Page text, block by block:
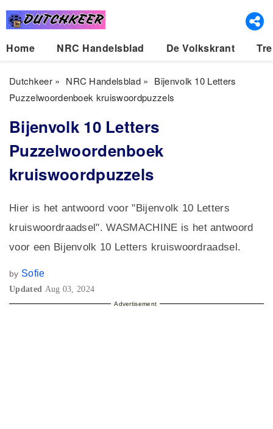
Home NRC Handelsblad De Volkskrant
Dutchkeer» NRC Handelsblad » Bijenvolk 10 Letters
Puzzelwoordenboek kruiswoordpuzzels
Bijenvolk 10 Letters
Puzzelwoordenboek
kruiswoordpuzzels
Hier is het antwoord voor "Bijenvolk 10 Letters
kruiswoordraadsel". WASMACHINE is het antwoord
voor een Bijenvolk 10 Letters kruiswoordraadsel.
by Sofie
Updated Aug 03, 2024
Advertisement